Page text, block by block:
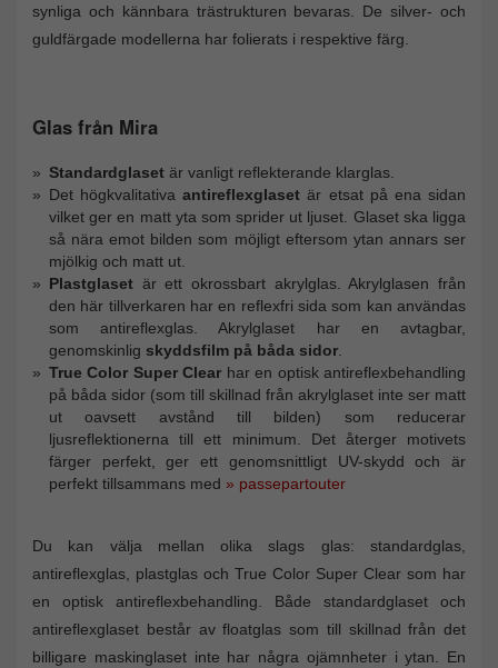
synliga och kännbara trästrukturen bevaras. De silver- och
guldfärgade modellerna har folierats i respektive färg.
Glas från Mira
Standardglaset är vanligt reflekterande klarglas.
Det högkvalitativaantireflexglaset är etsat på ena sidan
vilket ger en matt yta som sprider ut ljuset. Glaset ska ligga
så nära emot bilden som möjligt eftersom ytan annars ser
mjölkig och matt ut.
Plastglaset är ett okrossbart akrylglas. Akrylglasen från
den här tillverkaren har en reflexfri sida som kan användas
som antireflexglas. Akrylglaset har en avtagbar,
genomskinlig skyddsfilm på båda sidor.
True Color Super Clear har en optisk antireflexbehandling
på båda sidor (som till skillnad från akrylglaset inte ser matt
ut oavsett avstånd till bilden) som reducerar
ljusreflektionerna till ett minimum. Det återger motivets
färger perfekt, ger ett genomsnittligt UV-skydd och är
perfekt tillsammans med » passepartouter
Du kan välja mellan olika slags glas: standardglas,
antireflexglas, plastglas och True Color Super Clear som har
en optisk antireflexbehandling. Både standardglaset och
antireflexglaset består av floatglas som till skillnad från det
billigare maskinglaset inte har några ojämnheter i ytan. En